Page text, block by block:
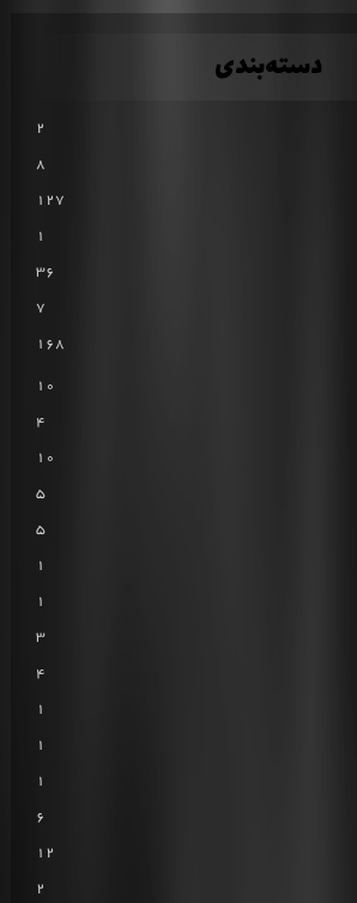
دسته‌بندی
2
8
127
1
36
7
168
10
4
10
5
5
1
1
3
4
1
1
1
6
12
2